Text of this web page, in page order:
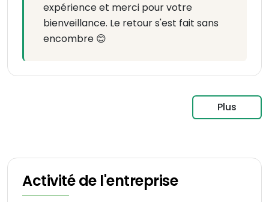
expérience et merci pour votre
bienveillance. Le retour s'est fait sans
encombre 😊
Plus
Activité de l'entreprise